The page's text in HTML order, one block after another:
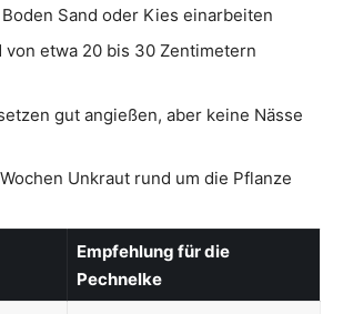
Sand oder Kies einarbeiten
von etwa 20 bis 30 Zentimetern
gut angießen, aber keine Nässe
Unkraut rund um die Pflanze
Empfehlung für die
Pechnelke